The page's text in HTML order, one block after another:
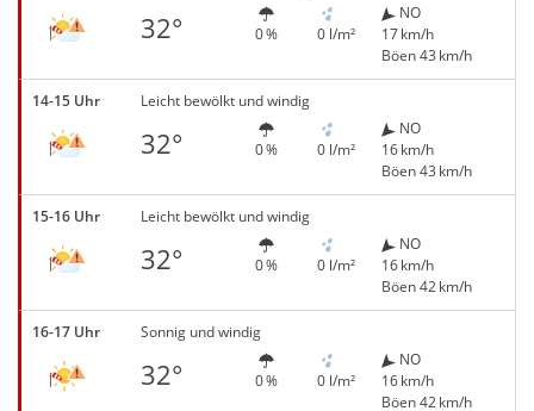
32° 0 % 0 l/m²
NO
17 km/h
Böen 43 km/h
14-15 Uhr Leicht bewölkt und windig
32° 0 % 0 l/m²
NO
16 km/h
Böen 43 km/h
15-16 Uhr Leicht bewölkt und windig
32° 0 % 0 l/m²
NO
16 km/h
Böen 42 km/h
16-17 Uhr Sonnig und windig
32° 0 % 0 l/m²
NO
16 km/h
Böen 42 km/h